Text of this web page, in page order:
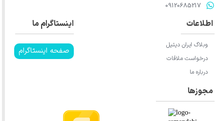
​​​​​​​09120685217​​​​​​​
اینستاگرام ما
صفحه اینستاگرام
اطلاعات
وبلاگ ایران دیتیل
درخواست ملاقات
درباره ما
مجوزها